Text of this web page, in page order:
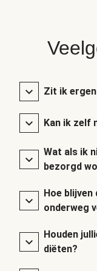
Zit ik
Kan ik zelf
Wat als ik
bezorgd
Hoe blijven
onderweg
Houden
diëten?